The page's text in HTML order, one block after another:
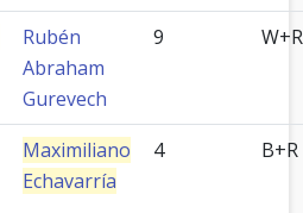
Rubén
Abraham
Gurevech
9 W+R
Maximiliano
Echavarría
4 B+R